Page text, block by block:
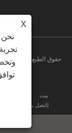
بيت
اتصل بنا
X
نحن